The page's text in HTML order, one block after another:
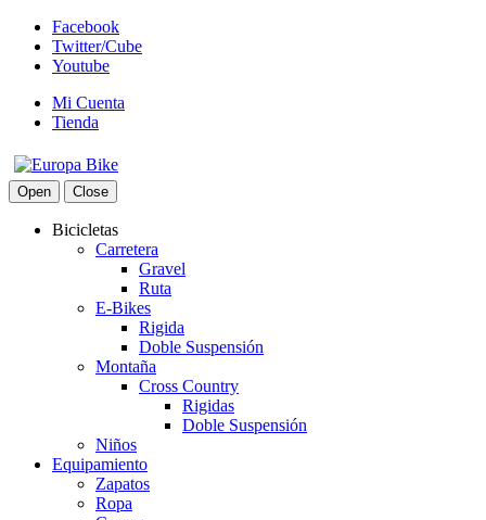
Facebook
Twitter/Cube
Youtube
Mi Cuenta
Tienda
Open Close
Bicicletas
Carretera
Gravel
Ruta
E-Bikes
Rigida
Doble Suspensión
Montaña
Cross Country
Rigidas
Doble Suspensión
Niños
Equipamiento
Zapatos
Ropa